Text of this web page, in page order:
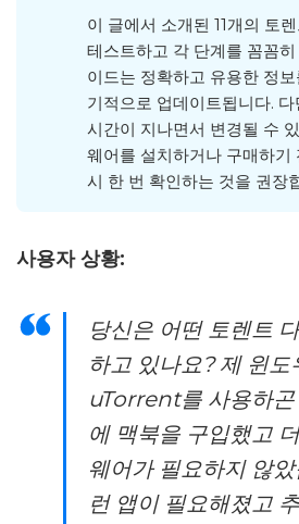
이 글에서 소개된 11개의 토
테스트하고 각 단계를 꼼꼼
이드는 정확하고 유용한 정
기적으로 업데이트됩니다.
시간이 지나면서 변경될 수
웨어를 설치하거나 구매하기
시 한 번 확인하는 것을 권장
사용자 상황:
당신은 어떤 토렌트
하고 있나요? 제 윈
uTorrent를 사용하곤
에 맥북을 구입했고
웨어가 필요하지 않
런 앱이 필요해졌고